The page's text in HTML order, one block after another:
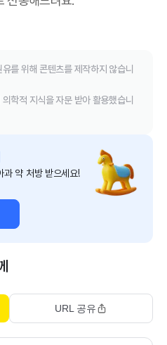
를 위해 콘텐츠를 제작하지 않습니
학적 지식을 자문 받아 활용했습니
과 약 처방 받으세요!
URL 공유